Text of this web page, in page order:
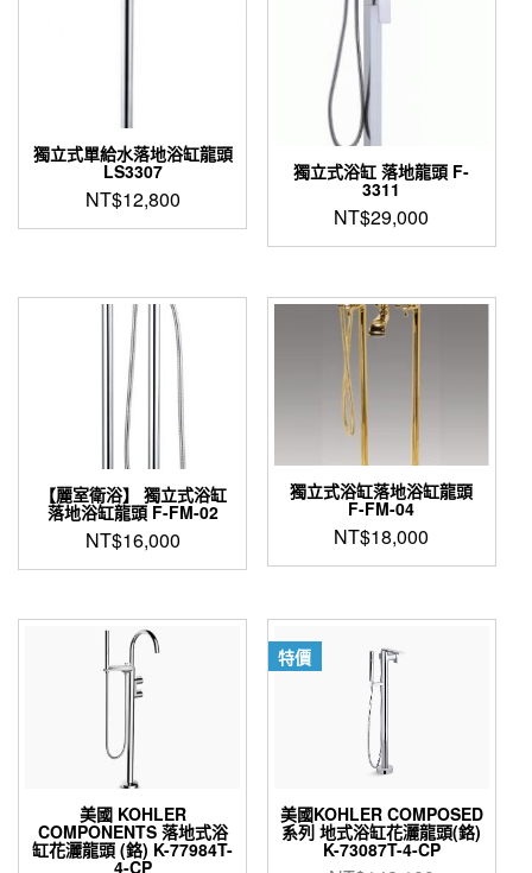
獨立式單給水落地浴缸龍頭
LS3307
NT$12,800
獨立式浴缸 落地龍頭 F-
3311
NT$29,000
【麗室衛浴】 獨立式浴缸
落地浴缸龍頭 F-FM-02
NT$16,000
獨立式浴缸落地浴缸龍頭
F-FM-04
NT$18,000
美國 KOHLER
COMPONENTS 落地式浴
缸花灑龍頭 (鉻) K-77984T-
4-CP
特價
美國KOHLER COMPOSED
系列 地式浴缸花灑龍頭(鉻)
K-73087T-4-CP